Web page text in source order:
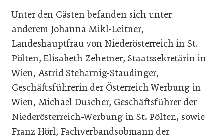
Unter den Gästen befanden sich unter
anderem Johanna Mikl-Leitner,
Landeshauptfrau von Niederösterreich in St.
Pölten, Elisabeth Zehetner, Staatssekretärin in
Wien, Astrid Steharnig-Staudinger,
Geschäftsführerin der Österreich Werbung in
Wien, Michael Duscher, Geschäftsführer der
Niederösterreich-Werbung in St. Pölten, sowie
Franz Hörl, Fachverbandsobmann der